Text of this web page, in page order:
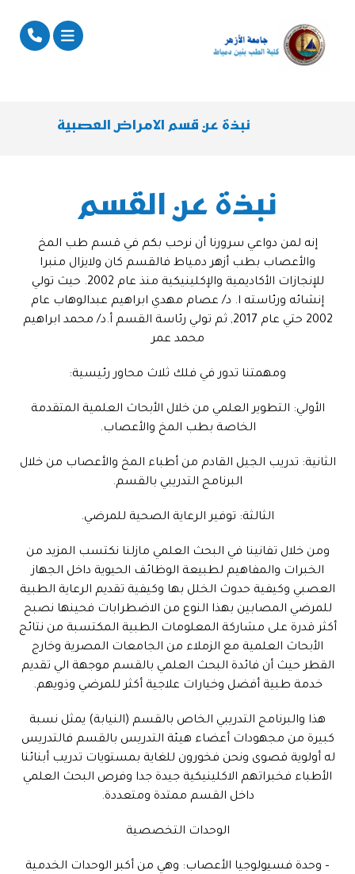
نبذة عن قسم الامراض العصبية
نبذة عن القسم
إنه لمن دواعي سرورنا أن نرحب بكم في قسم طب المخ
والأعصاب بطب أزهر دمياط فالقسم كان ولايزال منبرا
للإنجازات الأكاديمية والإكلينيكية منذ عام 2002. حيث تولي
إنشائه ورئاسته ا. د/ عصام مهدي ابراهيم عبدالوهاب عام
2002 حتي عام 2017, ثم تولي رئاسة القسم أ.د/ محمد ابراهيم
محمد عمر
ومهمتنا تدور في فلك ثلاث محاور رئيسية:
الأولي: التطوير العلمي من خلال الأبحاث العلمية المتقدمة
الخاصة بطب المخ والأعصاب.
الثانية: تدريب الجيل القادم من أطباء المخ والأعصاب من خلال
البرنامج التدريبي بالقسم.
الثالثة: توفير الرعاية الصحية للمرضي.
ومن خلال تفانينا في البحث العلمي مازلنا نكتسب المزيد من
الخبرات والمفاهيم لطبيعة الوظائف الحيوية داخل الجهاز
العصبي وكيفية حدوث الخلل بها وكيفية تقديم الرعاية الطبية
للمرضي المصابين بهذا النوع من الاضطرابات فحينها نصبح
أكثر قدرة على مشاركة المعلومات الطبية المكتسبة من نتائج
الأبحاث العلمية مع الزملاء من الجامعات المصرية وخارج
القطر حيث أن فائدة البحث العلمي بالقسم موجهة الي تقديم
خدمة طبية أفضل وخيارات علاجية أكثر للمرضي وذويهم.
هذا والبرنامج التدريبي الخاص بالقسم (النيابة) يمثل نسبة
كبيرة من مجهودات أعضاء هيئة التدريس بالقسم فالتدريس
له أولوية قصوى ونحن فخورون للغاية بمستويات تدريب أبنائنا
الأطباء فخبراتهم الاكلينيكية جيدة جدا وفرص البحث العلمي
داخل القسم ممتدة ومتعددة.
الوحدات التخصصية
– وحدة فسيولوجيا الأعصاب: وهي من أكبر الوحدات الخدمية